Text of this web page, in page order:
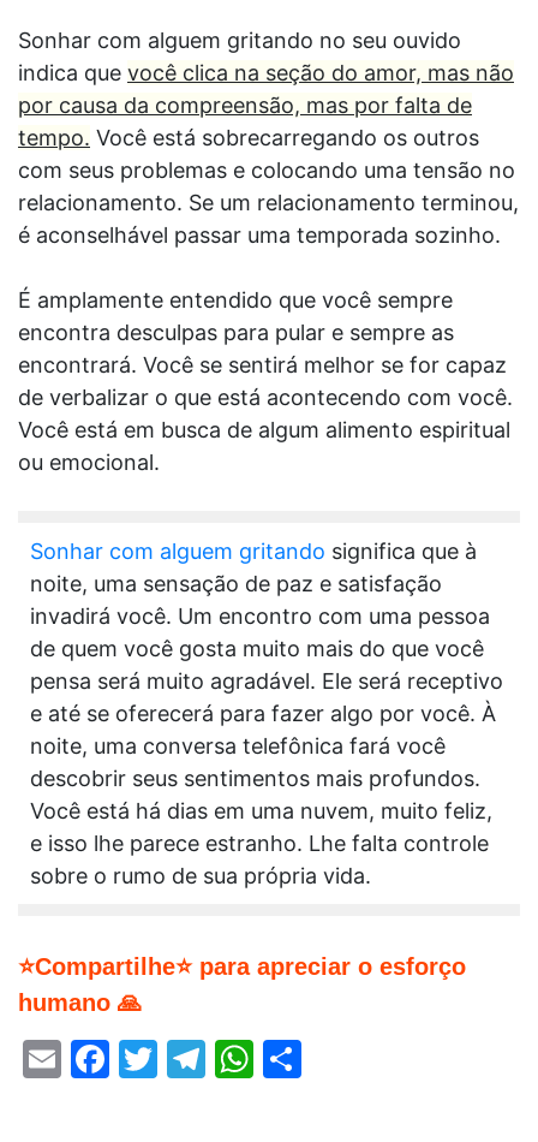
Sonhar com alguem gritando no seu ouvido
indica que você clica na seção do amor, mas não
por causa da compreensão, mas por falta de
tempo. Você está sobrecarregando os outros
com seus problemas e colocando uma tensão no
relacionamento. Se um relacionamento terminou,
é aconselhável passar uma temporada sozinho.
É amplamente entendido que você sempre
encontra desculpas para pular e sempre as
encontrará. Você se sentirá melhor se for capaz
de verbalizar o que está acontecendo com você.
Você está em busca de algum alimento espiritual
ou emocional.
Sonhar com alguem gritando significa que à
noite, uma sensação de paz e satisfação
invadirá você. Um encontro com uma pessoa
de quem você gosta muito mais do que você
pensa será muito agradável. Ele será receptivo
e até se oferecerá para fazer algo por você. À
noite, uma conversa telefônica fará você
descobrir seus sentimentos mais profundos.
Você está há dias em uma nuvem, muito feliz,
e isso lhe parece estranho. Lhe falta controle
sobre o rumo de sua própria vida.
⭐Compartilhe⭐ para apreciar o esforço
humano 🙏
EmailFacebook
Twitter
Telegram
WhatsApp